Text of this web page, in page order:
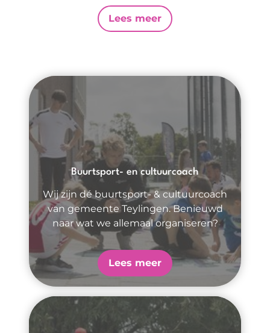
Lees meer
Buurtsport- en cultuurcoach
Wij zijn dé buurtsport- & cultuurcoach
van gemeente Teylingen. Benieuwd
naar wat we allemaal organiseren?
Lees meer